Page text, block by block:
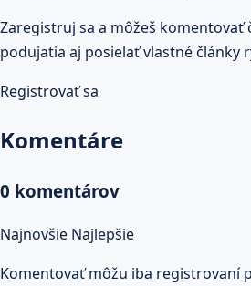
Zaregistruj sa a môžeš komentovať
podujatia aj posielať vlastné články
Registrovať sa
Komentáre
0 komentárov
Najnovšie Najlepšie
Komentovať môžu iba registrovaní